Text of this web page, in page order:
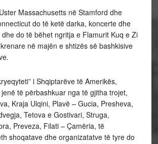
Massachusetts në Stamford dhe
do të ketë darka, koncerte dhe
do të bëhet ngritja e Flamurit Kuq e Zi
në majën e shtizës së bashkisive
i Shqiptarëve të Amerikës,
të përbashkuar nga të gjitha trojet,
Kraja Ulqini, Plavë – Gucia, Presheva,
Tetova e Gostivari, Struga,
Preveza, Filati – Çamëria, të
shoqatave dhe organizatatve të tyre do